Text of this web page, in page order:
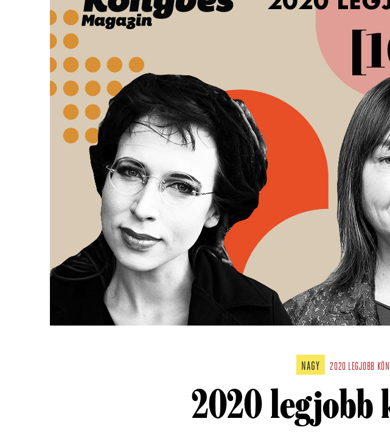
NAGY 2020 LEGJOBB
2020 legjobb